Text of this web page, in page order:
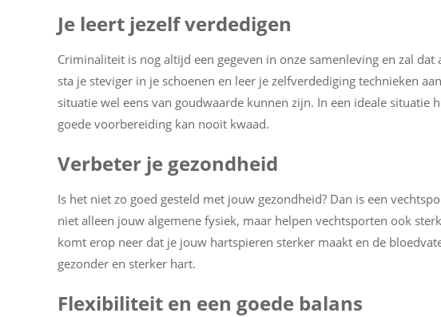
Je leert jezelf verdedigen
Criminaliteit is nog altijd een gegeven in onze samenleving en zal
sta je steviger in je schoenen en leer je zelfverdediging technieken
situatie wel eens van goudwaarde kunnen zijn. In een ideale
goede voorbereiding kan nooit kwaad.
Verbeter je gezondheid
Is het niet zo goed gesteld met jouw gezondheid? Dan is een
niet alleen jouw algemene fysiek, maar helpen vechtsporten ook
komt erop neer dat je jouw hartspieren sterker maakt en de
gezonder en sterker hart.
Flexibiliteit en een goede balans